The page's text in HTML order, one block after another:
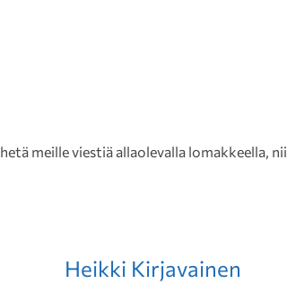
meille viestiä allaolevalla lomakkeella,
Heikki Kirjavainen